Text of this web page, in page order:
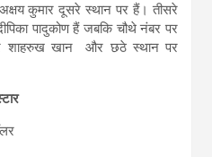
कुमार दूसरे स्थान पर हैं। तीसरे
पादुकोण हैं जबकि चौथे नंबर पर
शाहरुख खान और छठे स्थान पर